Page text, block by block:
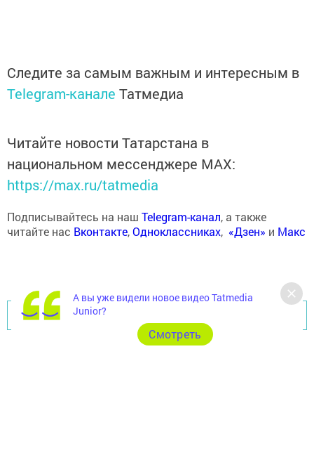
Следите за самым важным и интересным в
Telegram-канале Татмедиа
Читайте новости Татарстана в
национальном мессенджере MАХ:
https://max.ru/tatmedia
Подписывайтесь на наш Telegram-канал, а также
читайте нас Вконтакте,Одноклассниках, «Дзен» и Макс
Перейти на страницу новости
А вы уже видели новое видео Tatmedia
Junior?
Cмотреть